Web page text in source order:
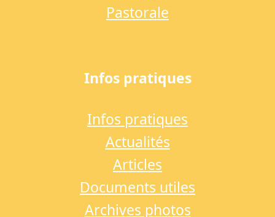
Pastorale
Infos pratiques
Infos pratiques
Actualités
Articles
Documents utiles
Archives photos